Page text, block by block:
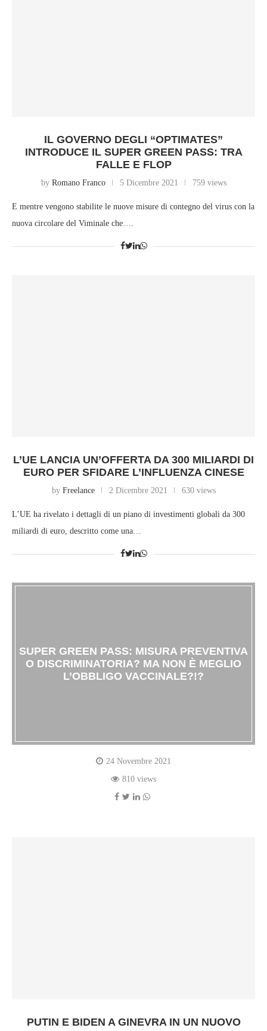
IL GOVERNO DEGLI “OPTIMATES”
INTRODUCE IL SUPER GREEN PASS: TRA
FALLE E FLOP
by Romano Franco 5 Dicembre 2021 759 views
E mentre vengono stabilite le nuove misure di contegno del virus con la
nuova circolare del Viminale che….
L’UE LANCIA UN’OFFERTA DA 300 MILIARDI DI
EURO PER SFIDARE L’INFLUENZA CINESE
by Freelance 2 Dicembre 2021 630 views
L’UE ha rivelato i dettagli di un piano di investimenti globali da 300
miliardi di euro, descritto come una…
SUPER GREEN PASS: MISURA PREVENTIVA
O DISCRIMINATORIA? MA NON È MEGLIO
L’OBBLIGO VACCINALE?!?
24 Novembre 2021
810 views
PUTIN E BIDEN A GINEVRA IN UN NUOVO